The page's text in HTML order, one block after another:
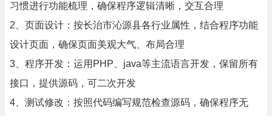
习惯进行功能梳理，确保程序逻辑清晰，交互合理
2、页面设计：按长治市沁源县各行业属性，结合程序功能
设计页面，确保页面美观大气、布局合理
3、程序开发：运用PHP、java等主流语言开发，保留所有
接口，提供源码，可二次开发
4、测试修改：按照代码编写规范检查源码，确保程序无